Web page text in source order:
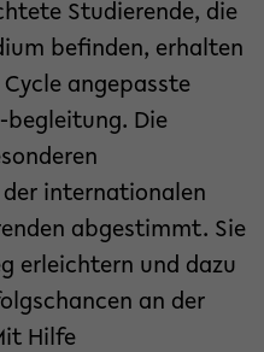
Studierende, die
befinden, erhalten
angepasste
begleitung. Die
internationalen
abgestimmt. Sie
erleichtern und dazu
an der
Hilfe